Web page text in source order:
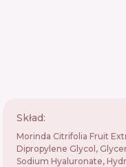
Skład:
Morinda Citrifolia Fruit
Dipropylene Glycol,
Sodium Hyaluronate,